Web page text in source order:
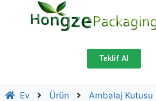
Teklif Al
Ev Ürün
Ambalaj Kutusu